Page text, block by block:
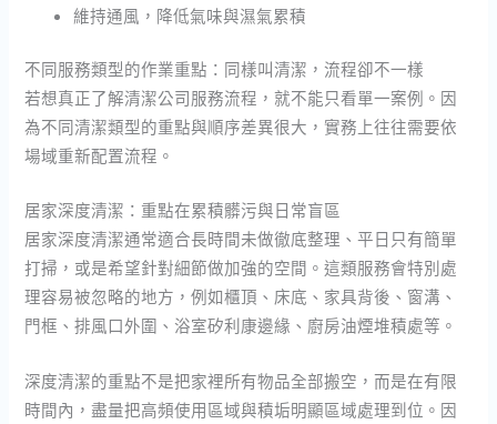
維持通風，降低氣味與濕氣累積
不同服務類型的作業重點：同樣叫清潔，流程卻不一樣
若想真正了解清潔公司服務流程，就不能只看單一案例。因
為不同清潔類型的重點與順序差異很大，實務上往往需要依
場域重新配置流程。
居家深度清潔：重點在累積髒污與日常盲區
居家深度清潔通常適合長時間未做徹底整理、平日只有簡單
打掃，或是希望針對細節做加強的空間。這類服務會特別處
理容易被忽略的地方，例如櫃頂、床底、家具背後、窗溝、
門框、排風口外圍、浴室矽利康邊緣、廚房油煙堆積處等。
深度清潔的重點不是把家裡所有物品全部搬空，而是在有限
時間內，盡量把高頻使用區域與積垢明顯區域處理到位。因